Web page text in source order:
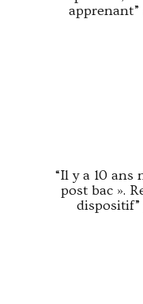
“Il y a 10 ans
post bac ».